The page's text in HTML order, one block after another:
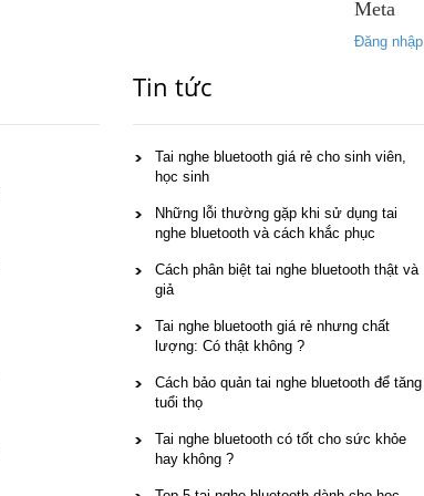
Meta
Đăng nhập
Tin tức
Tai nghe bluetooth giá rẻ cho sinh viên,
học sinh
Những lỗi thường gặp khi sử dụng tai
nghe bluetooth và cách khắc phục
Cách phân biệt tai nghe bluetooth thật và
giả
Tai nghe bluetooth giá rẻ nhưng chất
lượng: Có thật không ?
Cách bảo quản tai nghe bluetooth để tăng
tuổi thọ
Tai nghe bluetooth có tốt cho sức khỏe
hay không ?